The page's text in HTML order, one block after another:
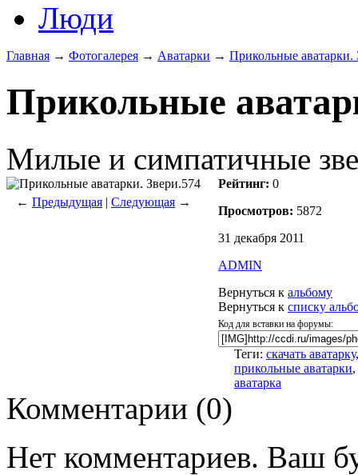
Люди
Главная → Фотогалерея → Аватарки → Прикольные аватарки.
Прикольные
Милые и симпатичные
← Предыдущая | Следующая →
Рейтинг: 0
Просмотров: 5872
31 декабря 2011
ADMIN
Вернуться к альбому
Вернуться к списку
Код для вставки на форумы:
Теги: скачать аватарку,
прикольные аватарки,
аватарка
Комментарии (0)
Нет комментариев. Ваш